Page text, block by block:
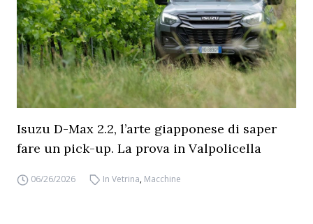
Isuzu D-Max 2.2, l’arte giapponese di saper
fare un pick-up. La prova in Valpolicella
06/26/2026 In Vetrina, Macchine